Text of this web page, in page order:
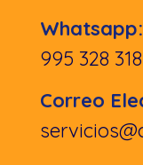
Whatsapp:
995 328
Correo